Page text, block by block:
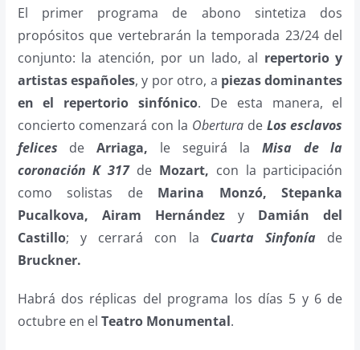
El primer programa de abono sintetiza dos
propósitos que vertebrarán la temporada 23/24 del
conjunto: la atención, por un lado, al repertorio y
artistas españoles, y por otro, a piezas dominantes
en el repertorio sinfónico. De esta manera, el
concierto comenzará con la Oberturade Los esclavos
felices deArriaga, le seguirá la Misa de la
coronación K 317de Mozart, con la participación
como solistas de Marina Monzó, Stepanka
Pucalkova, Airam Hernándezy Damián del
Castillo; y cerrará con la Cuarta Sinfonía de
Bruckner.
Habrá dos réplicas del programa los días 5 y 6 de
octubre en el Teatro Monumental.